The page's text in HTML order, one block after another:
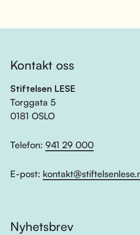
Kontakt oss
Stiftelsen LESE
Torggata 5
0181 OSLO
Telefon: 941 29 000
E-post:
Nyhetsbrev